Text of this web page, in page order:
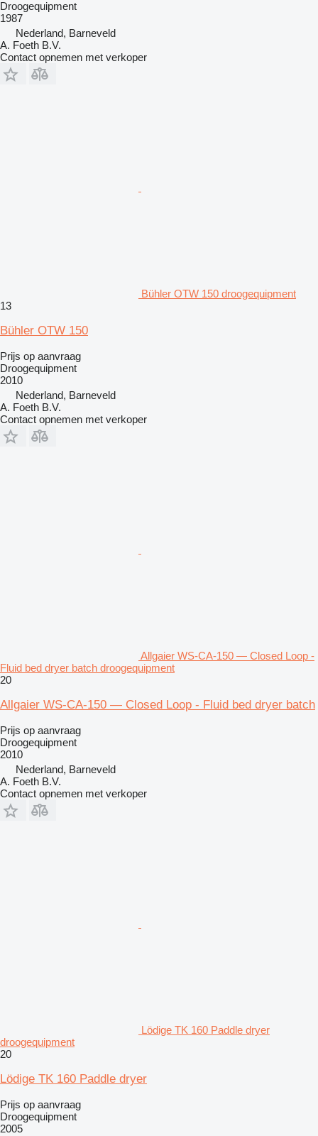
Droogequipment
1987
Nederland, Barneveld
A. Foeth B.V.
Contact opnemen met verkoper
Bühler OTW 150 droogequipment
13
Bühler OTW 150
Prijs op aanvraag
Droogequipment
2010
Nederland, Barneveld
A. Foeth B.V.
Contact opnemen met verkoper
Allgaier WS-CA-150 — Closed Loop -
Fluid bed dryer batch droogequipment
20
Allgaier WS-CA-150 — Closed Loop - Fluid bed dryer batch
Prijs op aanvraag
Droogequipment
2010
Nederland, Barneveld
A. Foeth B.V.
Contact opnemen met verkoper
Lödige TK 160 Paddle dryer
droogequipment
20
Lödige TK 160 Paddle dryer
Prijs op aanvraag
Droogequipment
2005